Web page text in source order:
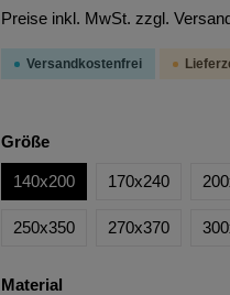
Preise inkl. MwSt. zzgl.
Versandkostenfrei
Größe
140x200 170x240
250x350 270x370
Material